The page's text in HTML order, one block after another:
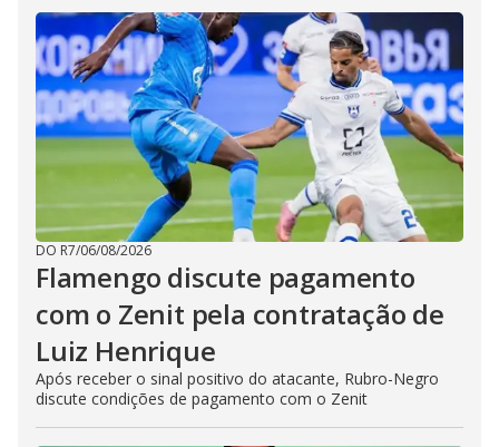
DO R7/06/08/2026
Flamengo discute pagamento
com o Zenit pela contratação de
Luiz Henrique
Após receber o sinal positivo do atacante, Rubro-Negro
discute condições de pagamento com o Zenit